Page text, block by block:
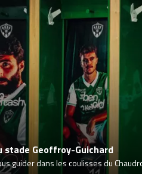
stade Geoffroy-Guichard
guider dans les coulisses du